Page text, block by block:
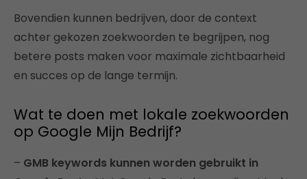
Bovendien kunnen bedrijven, door de context
achter gekozen zoekwoorden te begrijpen, nog
betere posts maken voor maximale zichtbaarheid
en succes op de lange termijn.
Wat te doen met lokale zoekwoorden
op Google Mijn Bedrijf?
– GMB keywords kunnen worden gebruikt in